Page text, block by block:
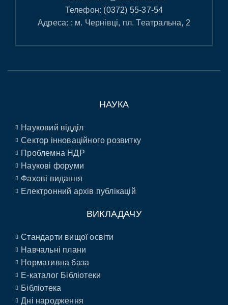
Телефон: (0372) 55-37-54
Адреса: : м. Чернівці, пл. Театральна, 2
НАУКА
Науковий відділ
Сектор інноваційного розвитку
Проблемна НДР
Наукові форуми
Фахові видання
Електронний архів публікацій
ВИКЛАДАЧУ
Стандарти вищої освіти
Навчальні плани
Нормативна база
E-каталог Бібліотеки
Бібліотека
Дні народження